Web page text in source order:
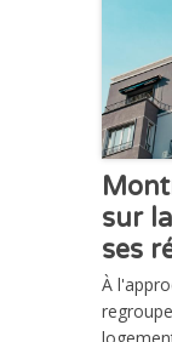
sur
ses
À